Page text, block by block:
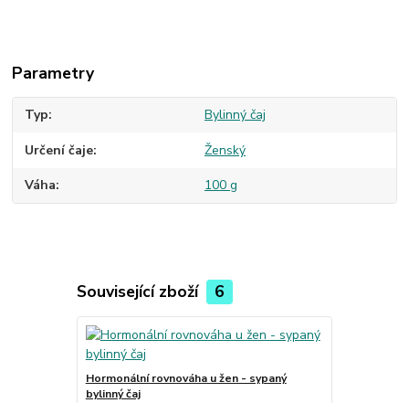
Parametry
Typ Bylinný čaj
Určení čaje Ženský
Váha 100 g
Související zboží 6
Hormonální rovnováha u žen - sypaný
bylinný čaj